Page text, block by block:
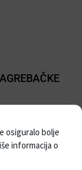
osiguralo bolje
informacija o